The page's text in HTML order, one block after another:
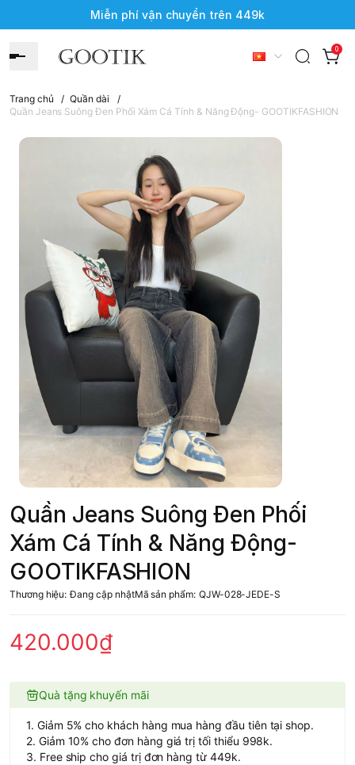
Miễn phí vận chuyển trên 449k
0
Trang chủ / Quần dài
/
Quần Jeans Suông Đen Phối Xám Cá Tính & Năng Động- GOOTIKFASHION
Quần Jeans Suông Đen Phối
Xám Cá Tính & Năng Động-
GOOTIKFASHION
Thương hiệu: Đang cập nhậtMã sản phẩm: QJW-028-JEDE-S
420.000₫
Quà tặng khuyến mãi
1. Giảm 5% cho khách hàng mua hàng đầu tiên tại shop.
2. Giảm 10% cho đơn hàng giá trị tối thiểu 998k.
3. Free ship cho giá trị đơn hàng từ 449k.